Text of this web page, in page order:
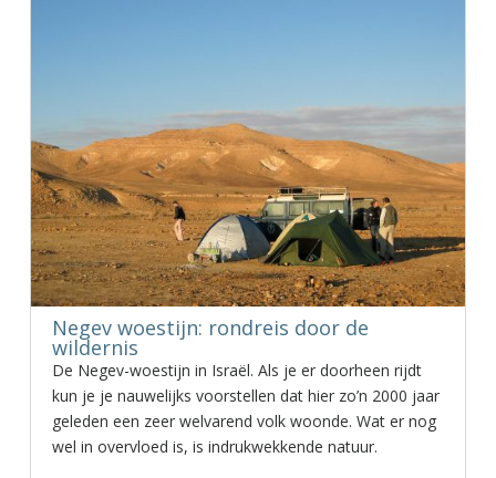
Negev woestijn: rondreis door de
wildernis
De Negev-woestijn in Israël. Als je er doorheen rijdt
kun je je nauwelijks voorstellen dat hier zo’n 2000 jaar
geleden een zeer welvarend volk woonde. Wat er nog
wel in overvloed is, is indrukwekkende natuur.